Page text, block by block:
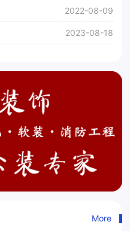
2022-08-09
2023-08-18
More